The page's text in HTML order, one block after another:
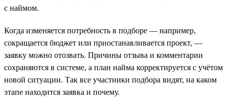
с наймом.
Когда изменяется потребность в подборе — например,
сокращается бюджет или приостанавливается проект, —
заявку можно отозвать. Причины отзыва и комментарии
сохраняются в системе, а план найма корректируется с учётом
новой ситуации. Так все участники подбора видят, на каком
этапе находится заявка и почему.